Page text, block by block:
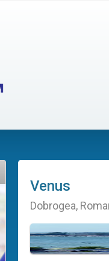
Venus
Dobrogea,